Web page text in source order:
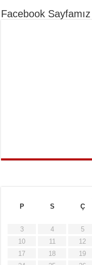
Facebook Sayfamız
P
S Ç
3
4 5
10
11 12
17
18 19